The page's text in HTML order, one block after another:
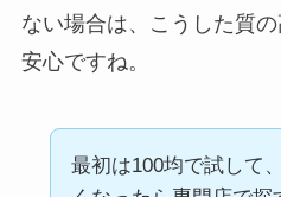
ない場合は、こうした質
安心ですね。
最初は100均で試して